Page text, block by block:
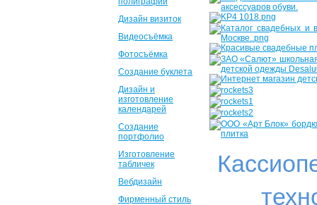
Дизайн визиток
Видеосъёмка
Фотосъёмка
Создание буклета
Дизайн и
изготовление
календарей
Создание
портфолио
Изготовление
табличек
Вебдизайн
Фирменный стиль